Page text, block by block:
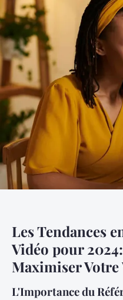
Les Tendances
Vidéo pour
Maximiser
L'Importance du